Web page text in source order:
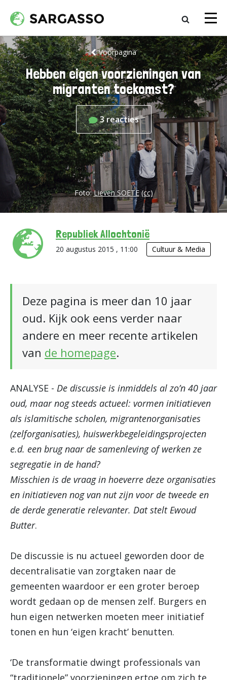
Voorpagina
Hebben eigen voorzieningen van
migranten toekomst?
3reacties
Foto:Lieven SOETE (cc)
Republiek Allochtonië
20 augustus 2015 , 11:00 Cultuur & Media
Deze pagina is meer dan 10 jaar
oud. Kijk ook eens verder naar
andere en meer recente artikelen
van de homepage.
ANALYSE - De discussie is inmiddels al zo’n 40 jaar
oud, maar nog steeds actueel: vormen initiatieven
als islamitische scholen, migrantenorganisaties
(zelforganisaties), huiswerkbegeleidingsprojecten
e.d. een brug naar de samenleving of werken ze
segregatie in de hand?
Misschien is de vraag in hoeverre deze organisaties
en initiatieven nog van nut zijn voor de tweede en
de derde generatie relevanter. Dat stelt Ewoud
Butter.
De discussie is nu actueel geworden door de
decentralisatie van zorgtaken naar de
gemeenten waardoor er een groter beroep
wordt gedaan op de mensen zelf. Burgers en
hun eigen netwerken moeten meer initiatief
tonen en hun ‘eigen kracht’ benutten.
‘De transformatie dwingt professionals van
“traditionele” voorzieningen ertoe om zich te